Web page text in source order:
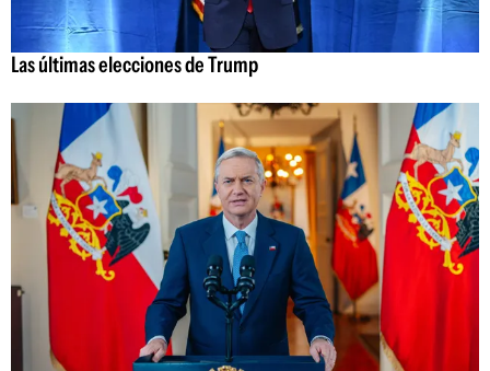
Las últimas elecciones de Trump